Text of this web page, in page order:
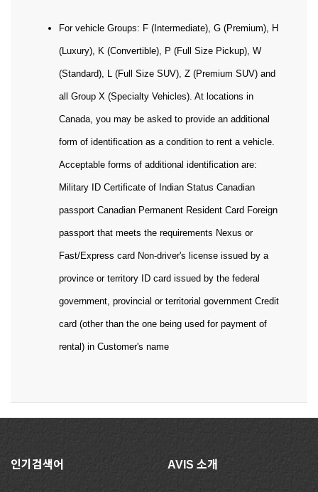
For vehicle Groups: F (Intermediate), G (Premium), H
(Luxury), K (Convertible), P (Full Size Pickup), W
(Standard), L (Full Size SUV), Z (Premium SUV) and
all Group X (Specialty Vehicles). At locations in
Canada, you may be asked to provide an additional
form of identification as a condition to rent a vehicle.
Acceptable forms of additional identification are:
Military ID Certificate of Indian Status Canadian
passport Canadian Permanent Resident Card Foreign
passport that meets the requirements Nexus or
Fast/Express card Non-driver's license issued by a
province or territory ID card issued by the federal
government, provincial or territorial government Credit
card (other than the one being used for payment of
rental) in Customer's name
인기검색어 AVIS 소개